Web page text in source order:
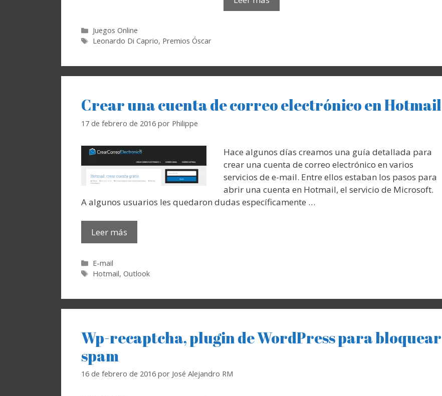
Categorías
Juegos Online
Etiquetas
Leonardo Di Caprio, Premios Óscar
Crear una cuenta de correo electrónico en Hotmail
17 de febrero de 2016 por Philippe
Hace algunos días creamos una guía detallada para
crear una cuenta de correo electrónico en varios
servicios de e-mail. Entre ellos estaban los pasos para
abrir una cuenta en Hotmail, el servicio de Microsoft.
A algunos usuarios les quedaron dudas específicamente …
Leer más
Categorías
E-mail
Etiquetas
Hotmail,Outlook
Wp-recaptcha, plugin de WordPress para bloquear
spam
16 de febrero de 2016 por José Alejandro RM